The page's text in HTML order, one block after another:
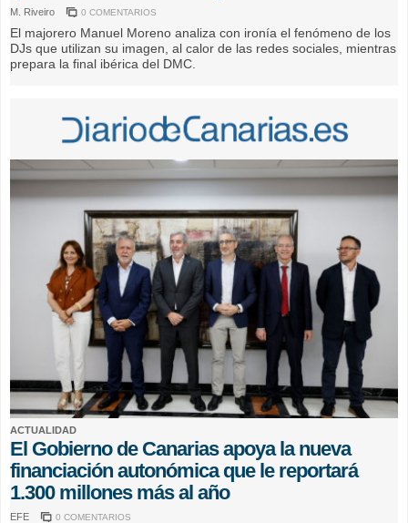
M. Riveiro 0 COMENTARIOS
El majorero Manuel Moreno analiza con ironía el fenómeno de los
DJs que utilizan su imagen, al calor de las redes sociales, mientras
prepara la final ibérica del DMC.
ACTUALIDAD
El Gobierno de Canarias apoya la nueva
financiación autonómica que le reportará
1.300 millones más al año
EFE 0 COMENTARIOS